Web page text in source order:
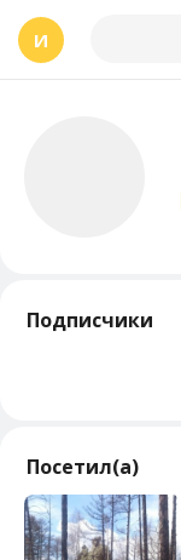
И
Подписчики
Посетил(а)